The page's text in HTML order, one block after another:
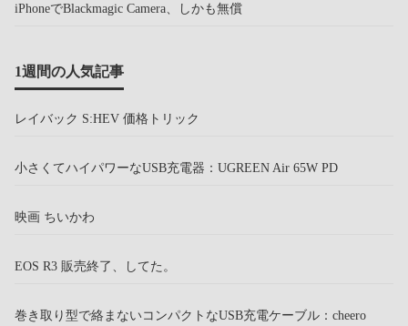
iPhoneでBlackmagic Camera、しかも無償
1週間の人気記事
レイバック S:HEV 価格トリック
小さくてハイパワーなUSB充電器：UGREEN Air 65W PD
映画 ちいかわ
EOS R3 販売終了、してた。
巻き取り型で絡まないコンパクトなUSB充電ケーブル：cheero